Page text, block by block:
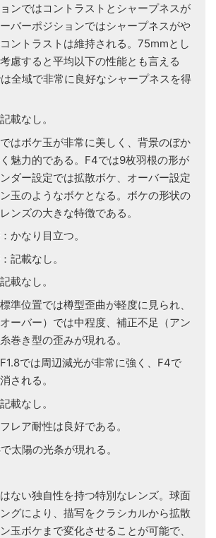
ンではコントラストとシャープネスが
バーポジションではシャープネスがや
ントラストは維持される。75mmとし
慮すると平均以下の性能とも言える
全域で非常に良好なシャープネスを得
記載なし。
ではボケ玉が非常に美しく、背景のぼか
魅力的である。F4では9枚羽根の形が
ダー設定では拡散ボケ、オーバー設定
玉のようなボケとなる。ボケの形状の
ンズの大きな特徴である。
：かなり目立つ。
：記載なし。
記載なし。
標準位置では樽型歪曲が軽度に見られ、
ーバー）では中程度、補正不足（アン
巻き型の歪みが現れる。
F1.8では周辺減光が非常に強く、F4で
される。
記載なし。
フレア耐性は良好である。
太陽の光条が現れる。
ない独自性を持つ特別なレンズ。球面
グにより、描写をクラシカルから拡散
玉ボケまで変化させることが可能で、